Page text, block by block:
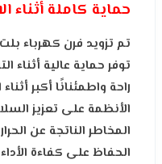
حماية كاملة أثناء
تم تزويد فرن كهرباء
توفر حماية عالية
راحة واطمئنانًا أكبر
الأنظمة على تعزيز
المخاطر الناتجة عن
الحفاظ على كفاءة